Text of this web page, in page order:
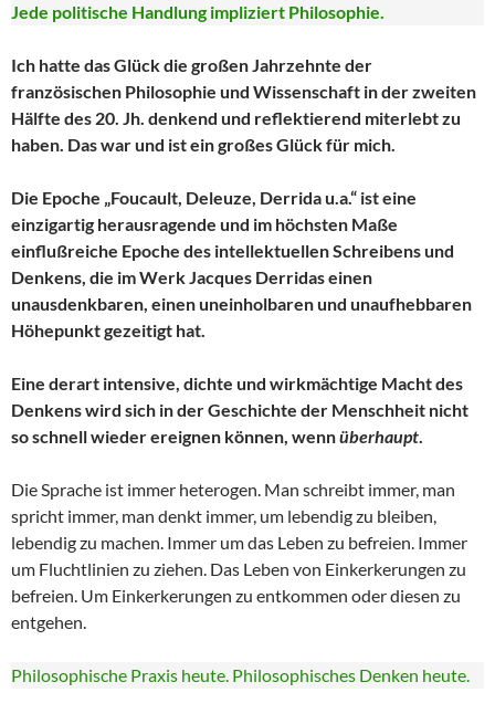
Jede politische Handlung impliziert Philosophie.
Ich hatte das Glück die großen Jahrzehnte der
französischen Philosophie und Wissenschaft in der zweiten
Hälfte des 20. Jh. denkend und reflektierend miterlebt zu
haben. Das war und ist ein großes Glück für mich.
Die Epoche „Foucault, Deleuze, Derrida u.a.“ ist eine
einzigartig herausragende und im höchsten Maße
einflußreiche Epoche des intellektuellen Schreibens und
Denkens, die im Werk Jacques Derridas einen
unausdenkbaren, einen uneinholbaren und unaufhebbaren
Höhepunkt gezeitigt hat.
Eine derart intensive, dichte und wirkmächtige Macht des
Denkens wird sich in der Geschichte der Menschheit nicht
so schnell wieder ereignen können, wennüberhaupt.
Die Sprache ist immer heterogen. Man schreibt immer, man
spricht immer, man denkt immer, um lebendig zu bleiben,
lebendig zu machen. Immer um das Leben zu befreien. Immer
um Fluchtlinien zu ziehen. Das Leben von Einkerkerungen zu
befreien. Um Einkerkerungen zu entkommen oder diesen zu
entgehen.
Philosophische Praxis heute. Philosophisches Denken heute.